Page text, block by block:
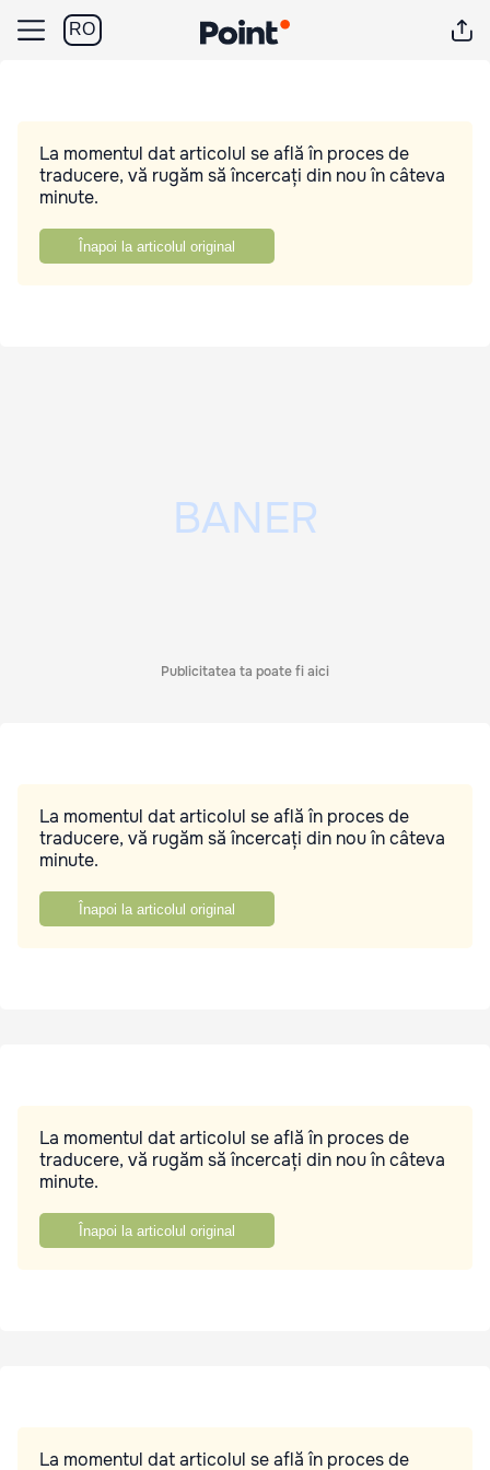
RO
La momentul dat articolul se află în proces de
traducere, vă rugăm să încercați din nou în câteva
minute.
Înapoi la articolul original
Publicitatea ta poate fi aici
La momentul dat articolul se află în proces de
traducere, vă rugăm să încercați din nou în câteva
minute.
Înapoi la articolul original
La momentul dat articolul se află în proces de
traducere, vă rugăm să încercați din nou în câteva
minute.
Înapoi la articolul original
La momentul dat articolul se află în proces de